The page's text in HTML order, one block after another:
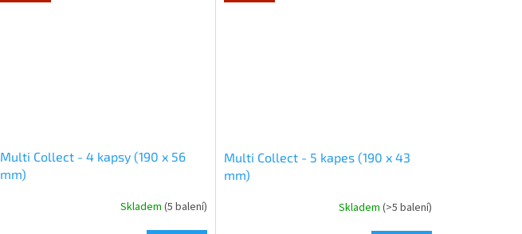
Multi Collect - 4 kapsy (190 x 56
mm)
Skladem (5 balení)
Multi Collect - 5 kapes (190 x 43
mm)
Skladem (>5 balení)